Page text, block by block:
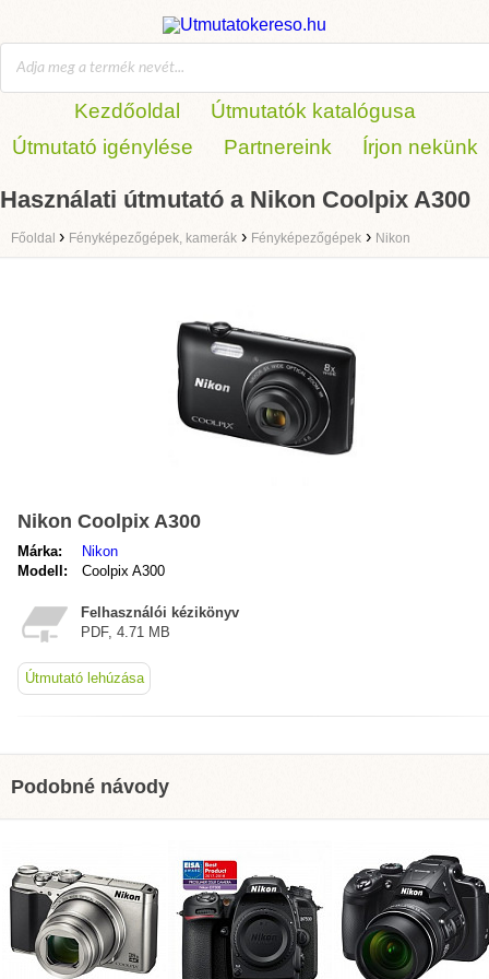
Kezdőoldal
Útmutatók katalógusa
Útmutató igénylése
Partnereink Írjon nekünk
Használati útmutató a Nikon Coolpix A300
Főoldal › Fényképezőgépek, kamerák › Fényképezőgépek › Nikon
Nikon Coolpix A300
Márka:
Nikon
Modell:
Coolpix A300
Felhasználói kézikönyv
PDF, 4.71 MB
Útmutató lehúzása
Podobné návody